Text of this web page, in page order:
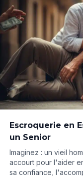
Escroquerie en
un Senior
Imaginez : un vieil
accourt pour l'aider
sa confiance,